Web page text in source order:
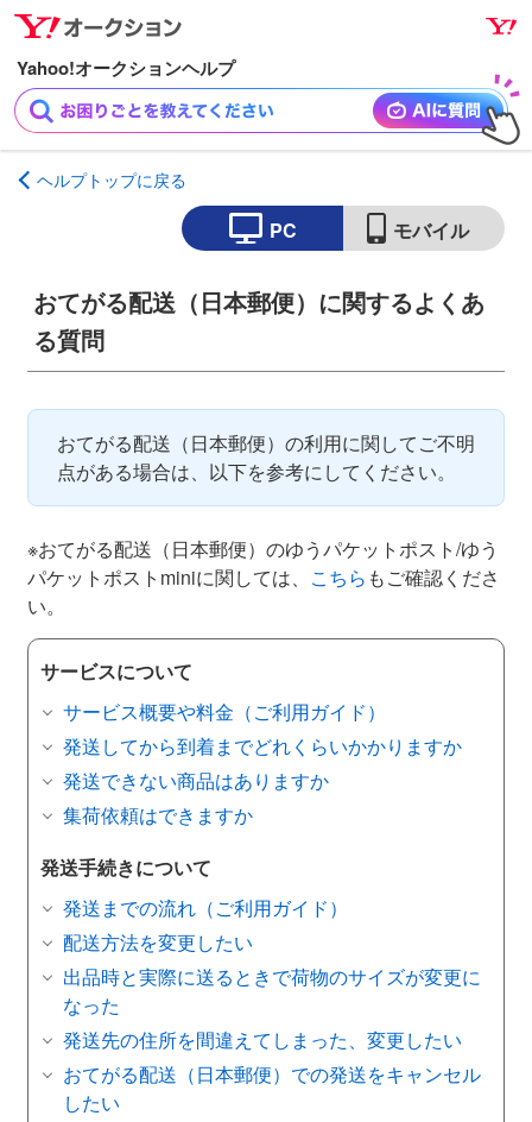
ナ
ビ
ゲ
ー
シ
ョ
ン
メ
イ
ン
コ
ン
テ
ン
プ
ヘルプトップに戻る
PC モバイル
おてがる配送（日本郵便）に関するよくあ
る質問
おてがる配送（日本郵便）の利用に関してご不明
点がある場合は、以下を参考にしてください。
※おてがる配送（日本郵便）のゆうパケットポスト/ゆう
パケットポストminiに関しては、 こちら もご確認くださ
い。
サービスについて
サービス概要や料金（ご利用ガイド）
発送してから到着までどれくらいかかりますか
発送できない商品はありますか
集荷依頼はできますか
発送手続きについて
発送までの流れ（ご利用ガイド）
配送方法を変更したい
出品時と実際に送るときで荷物のサイズが変更に
なった
発送先の住所を間違えてしまった、変更したい
おてがる配送（日本郵便）での発送をキャンセル
したい